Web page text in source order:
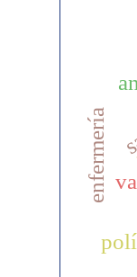
enfermería